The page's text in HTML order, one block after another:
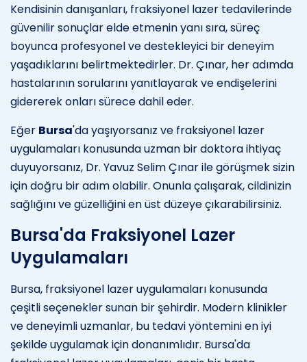
Kendisinin danışanları, fraksiyonel lazer tedavilerinde
güvenilir sonuçlar elde etmenin yanı sıra, süreç
boyunca profesyonel ve destekleyici bir deneyim
yaşadıklarını belirtmektedirler. Dr. Çınar, her adımda
hastalarının sorularını yanıtlayarak ve endişelerini
gidererek onları sürece dahil eder.
Eğer Bursa'da yaşıyorsanız ve fraksiyonel lazer
uygulamaları konusunda uzman bir doktora ihtiyaç
duyuyorsanız, Dr. Yavuz Selim Çınar ile görüşmek sizin
için doğru bir adım olabilir. Onunla çalışarak, cildinizin
sağlığını ve güzelliğini en üst düzeye çıkarabilirsiniz.
Bursa'da Fraksiyonel Lazer
Uygulamaları
Bursa, fraksiyonel lazer uygulamaları konusunda
çeşitli seçenekler sunan bir şehirdir. Modern klinikler
ve deneyimli uzmanlar, bu tedavi yöntemini en iyi
şekilde uygulamak için donanımlıdır. Bursa'da